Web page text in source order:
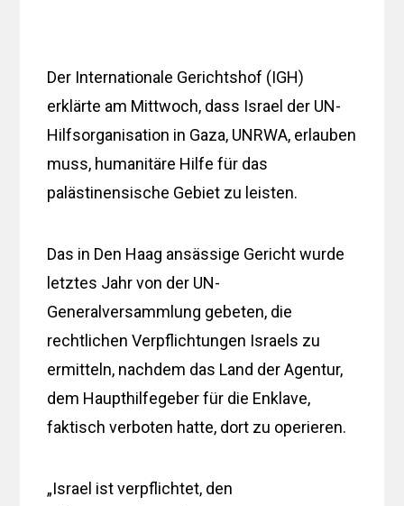
Der Internationale Gerichtshof (IGH)
erklärte am Mittwoch, dass Israel der UN-
Hilfsorganisation in Gaza, UNRWA, erlauben
muss, humanitäre Hilfe für das
palästinensische Gebiet zu leisten.
Das in Den Haag ansässige Gericht wurde
letztes Jahr von der UN-
Generalversammlung gebeten, die
rechtlichen Verpflichtungen Israels zu
ermitteln, nachdem das Land der Agentur,
dem Haupthilfegeber für die Enklave,
faktisch verboten hatte, dort zu operieren.
„Israel ist verpflichtet, den